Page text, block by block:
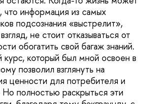
что информация из самых
подсознания «выстрелит»,
не стоит отказываться от
обогатить свой багаж знаний.
который был мной освоен в
позволил взглянуть на
ценности для потребителя и
полностью раскрыться эти